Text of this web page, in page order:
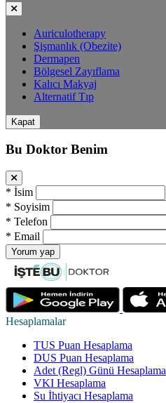
Auriculotherapy
Şişmanlık (Obezite)
Dermapen
Bölgesel Zayıflama
Kalıcı Makyaj
Alternatif Tıp
Kapat
Bu Doktor Benim
* İsim
* Soyisim
* Telefon
* Email
Yorum yap
Hesaplamalar
TUS Puan Hesaplama
DUS Puan Hesaplama
Adet (Regl) Günü Hesaplama
VKI Hesaplama
Su İhtiyacı Hesaplama